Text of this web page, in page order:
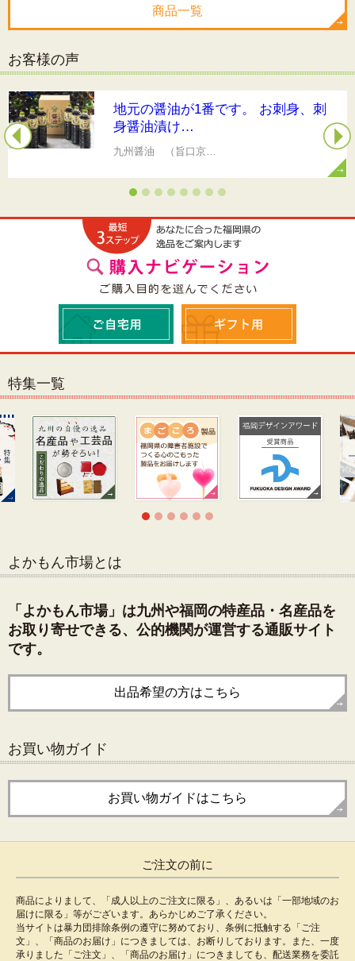
商品一覧
お客様の声
地元の醤油が1番です。 お刺身、刺
身醤油漬け…
九州醤油 （旨口京…
特集一覧
よかもん市場とは
「よかもん市場」は九州や福岡の特産品・名産品を
お取り寄せできる、公的機関が運営する通販サイト
です。
出品希望の方はこちら
お買い物ガイド
お買い物ガイドはこちら
ご注文の前に
商品によりまして、「成人以上のご注文に限る」、あるいは「一部地域のお
届けに限る」等がございます。あらかじめご了承ください。
当サイトは暴力団排除条例の遵守に努めており、条例に抵触する「ご注
文」、「商品のお届け」につきましては、お断りしております。また、一度
承りました「ご注文」、「商品のお届け」につきましても、配送業務を委託